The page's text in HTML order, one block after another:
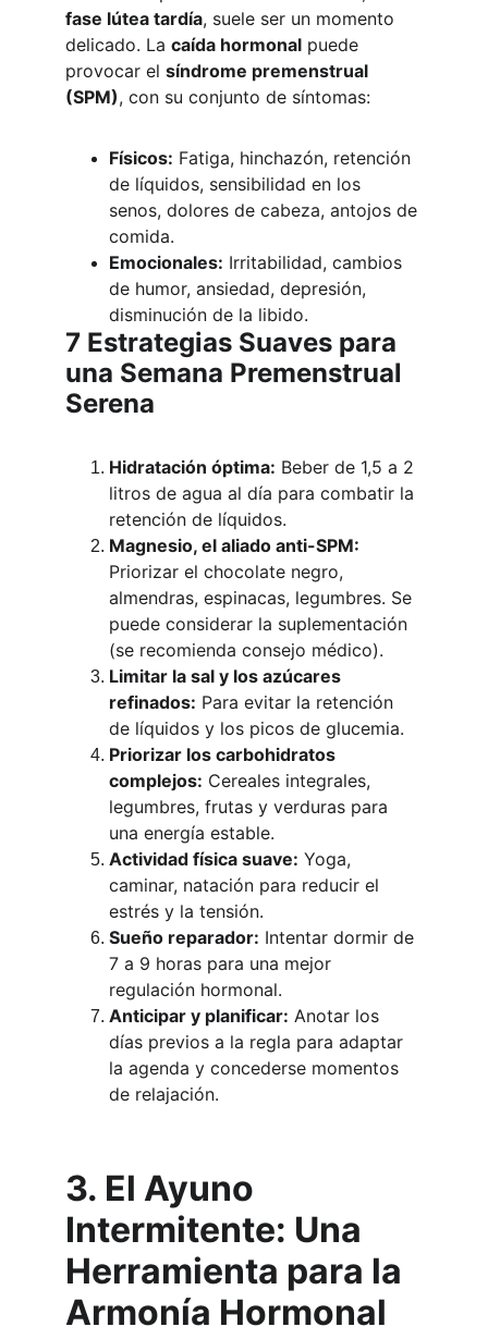
fase lútea tardía, suele ser un momento
delicado. La caída hormonal puede
provocar el síndrome premenstrual
(SPM), con su conjunto de síntomas:
Físicos: Fatiga, hinchazón, retención
de líquidos, sensibilidad en los
senos, dolores de cabeza, antojos de
comida.
Emocionales: Irritabilidad, cambios
de humor, ansiedad, depresión,
disminución de la libido.
7 Estrategias Suaves para
una Semana Premenstrual
Serena
Hidratación óptima: Beber de 1,5 a 2
litros de agua al día para combatir la
retención de líquidos.
Magnesio, el aliado anti-SPM:
Priorizar el chocolate negro,
almendras, espinacas, legumbres. Se
puede considerar la suplementación
(se recomienda consejo médico).
Limitar la sal y los azúcares
refinados: Para evitar la retención
de líquidos y los picos de glucemia.
Priorizar los carbohidratos
complejos: Cereales integrales,
legumbres, frutas y verduras para
una energía estable.
Actividad física suave: Yoga,
caminar, natación para reducir el
estrés y la tensión.
Sueño reparador: Intentar dormir de
7 a 9 horas para una mejor
regulación hormonal.
Anticipar y planificar: Anotar los
días previos a la regla para adaptar
la agenda y concederse momentos
de relajación.
3. El Ayuno
Intermitente: Una
Herramienta para la
Armonía Hormonal